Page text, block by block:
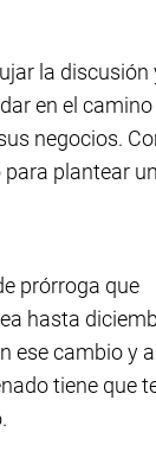
la discusión
en el camino
negocios.
plantear
prórroga que
hasta
ese cambio y
tiene que